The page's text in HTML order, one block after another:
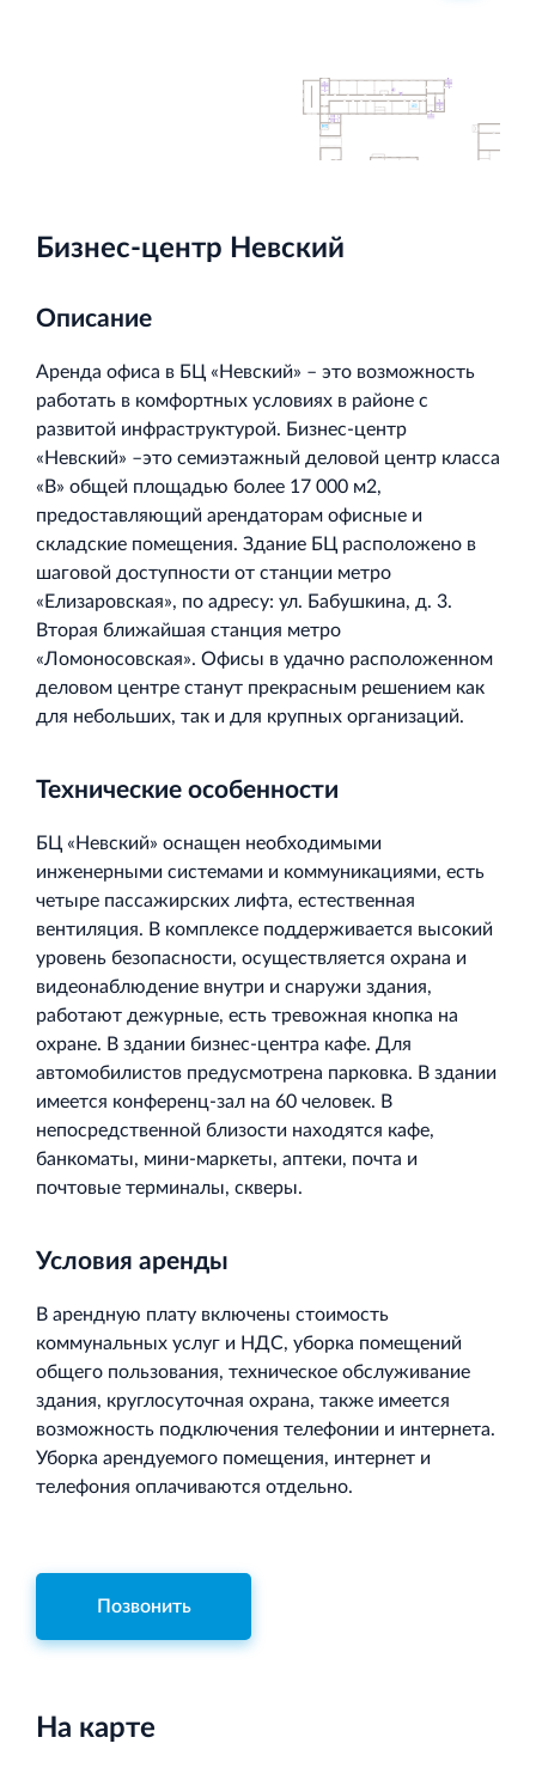
Современный торговый комплекс в центре города
Бизнес-центр Невский
Описание
Аренда офиса в БЦ «Невский» – это возможность
работать в комфортных условиях в районе с
развитой инфраструктурой. Бизнес-центр
«Невский» –это семиэтажный деловой центр класса
«В» общей площадью более 17 000 м2,
предоставляющий арендаторам офисные и
складские помещения. Здание БЦ расположено в
шаговой доступности от станции метро
«Елизаровская», по адресу: ул. Бабушкина, д. 3.
Вторая ближайшая станция метро
«Ломоносовская». Офисы в удачно расположенном
деловом центре станут прекрасным решением как
для небольших, так и для крупных организаций.
Технические особенности
БЦ «Невский» оснащен необходимыми
инженерными системами и коммуникациями, есть
четыре пассажирских лифта, естественная
вентиляция. В комплексе поддерживается высокий
уровень безопасности, осуществляется охрана и
видеонаблюдение внутри и снаружи здания,
работают дежурные, есть тревожная кнопка на
охране. В здании бизнес-центра кафе. Для
автомобилистов предусмотрена парковка. В здании
имеется конференц-зал на 60 человек. В
непосредственной близости находятся кафе,
банкоматы, мини-маркеты, аптеки, почта и
почтовые терминалы, скверы.
Условия аренды
В арендную плату включены стоимость
коммунальных услуг и НДС, уборка помещений
общего пользования, техническое обслуживание
здания, круглосуточная охрана, также имеется
возможность подключения телефонии и интернета.
Уборка арендуемого помещения, интернет и
телефония оплачиваются отдельно.
Позвонить
На карте